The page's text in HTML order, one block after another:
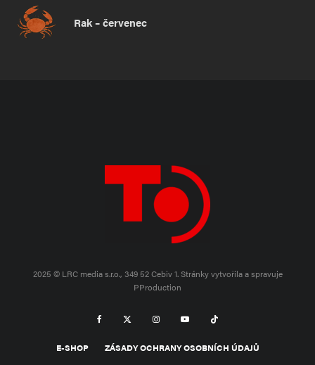
Rak – červenec
2025 © LRC media s.r.o., 349 52 Cebiv 1.Stránky vytvořila a spravuje
PProduction
E-SHOP ZÁSADY OCHRANY OSOBNÍCH ÚDAJŮ